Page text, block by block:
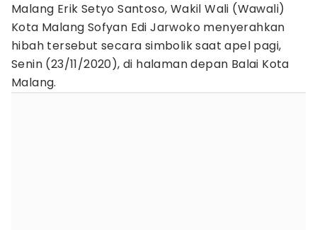
Malang Erik Setyo Santoso, Wakil Wali (Wawali)
Kota Malang Sofyan Edi Jarwoko menyerahkan
hibah tersebut secara simbolik saat apel pagi,
Senin (23/11/2020), di halaman depan Balai Kota
Malang.